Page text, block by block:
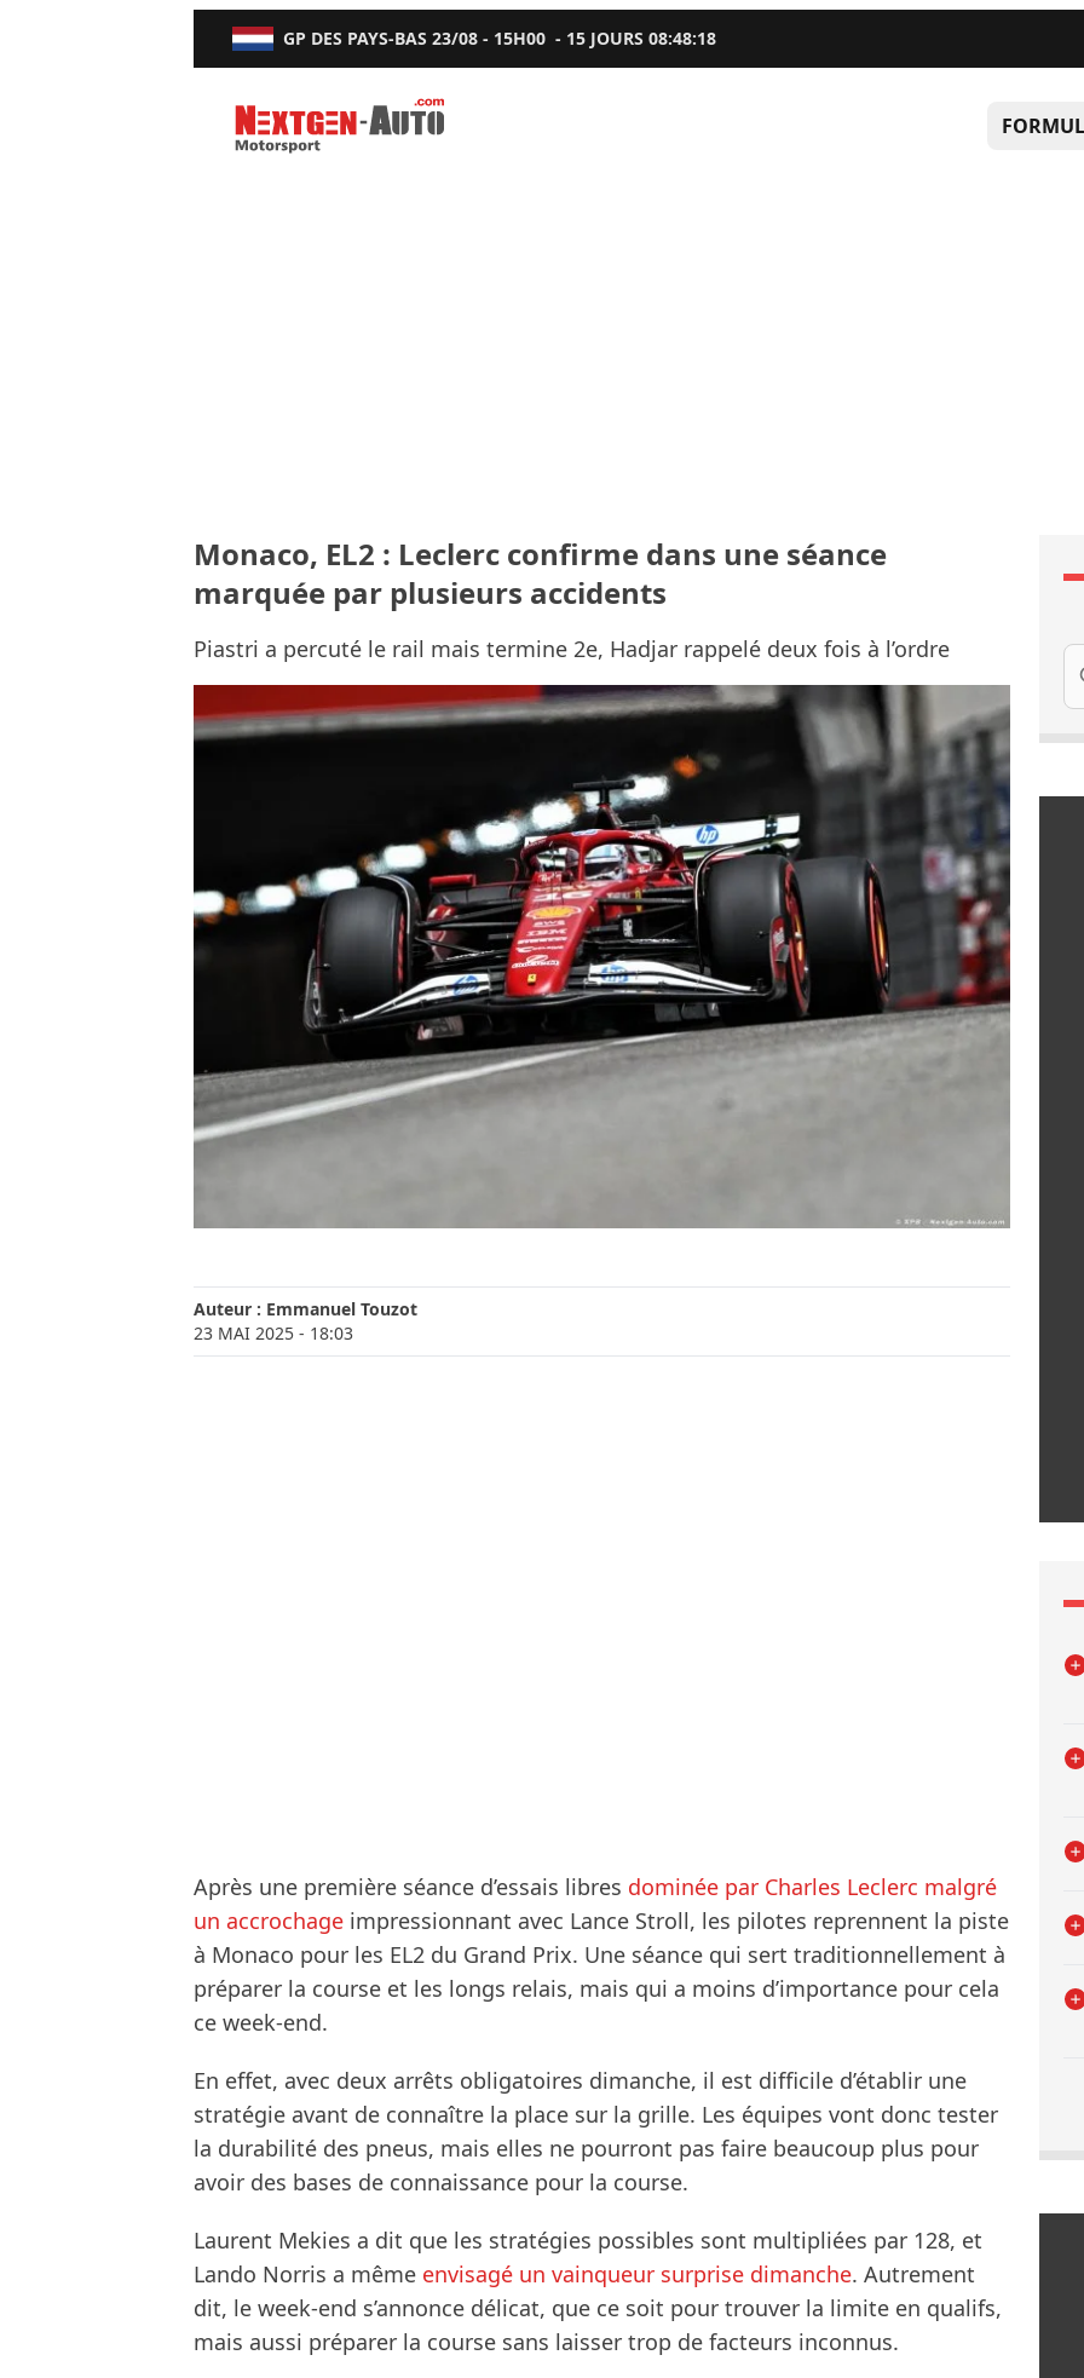
GP DES PAYS-BAS 23/08 - 15H00 - 15 JOURS08:48:17
Nextgen-Auto.com
Monaco, EL2 : Leclerc confirme dans une séance
marquée par plusieurs accidents
Piastri a percuté le rail mais termine 2e, Hadjar rappelé deux fois à l’ordre
Auteur : Emmanuel Touzot
23 MAI 2025 - 18:03
Après une première séance d’essais libres dominée par Charles Leclerc malgré
un accrochage impressionnant avec Lance Stroll, les pilotes reprennent la piste
à Monaco pour les EL2 du Grand Prix. Une séance qui sert traditionnellement à
préparer la course et les longs relais, mais qui a moins d’importance pour cela
ce week-end.
En effet, avec deux arrêts obligatoires dimanche, il est difficile d’établir une
stratégie avant de connaître la place sur la grille. Les équipes vont donc tester
la durabilité des pneus, mais elles ne pourront pas faire beaucoup plus pour
avoir des bases de connaissance pour la course.
Laurent Mekies a dit que les stratégies possibles sont multipliées par 128, et
Lando Norris a même envisagé un vainqueur surprise dimanche. Autrement
dit, le week-end s’annonce délicat, que ce soit pour trouver la limite en qualifs,
mais aussi préparer la course sans laisser trop de facteurs inconnus.